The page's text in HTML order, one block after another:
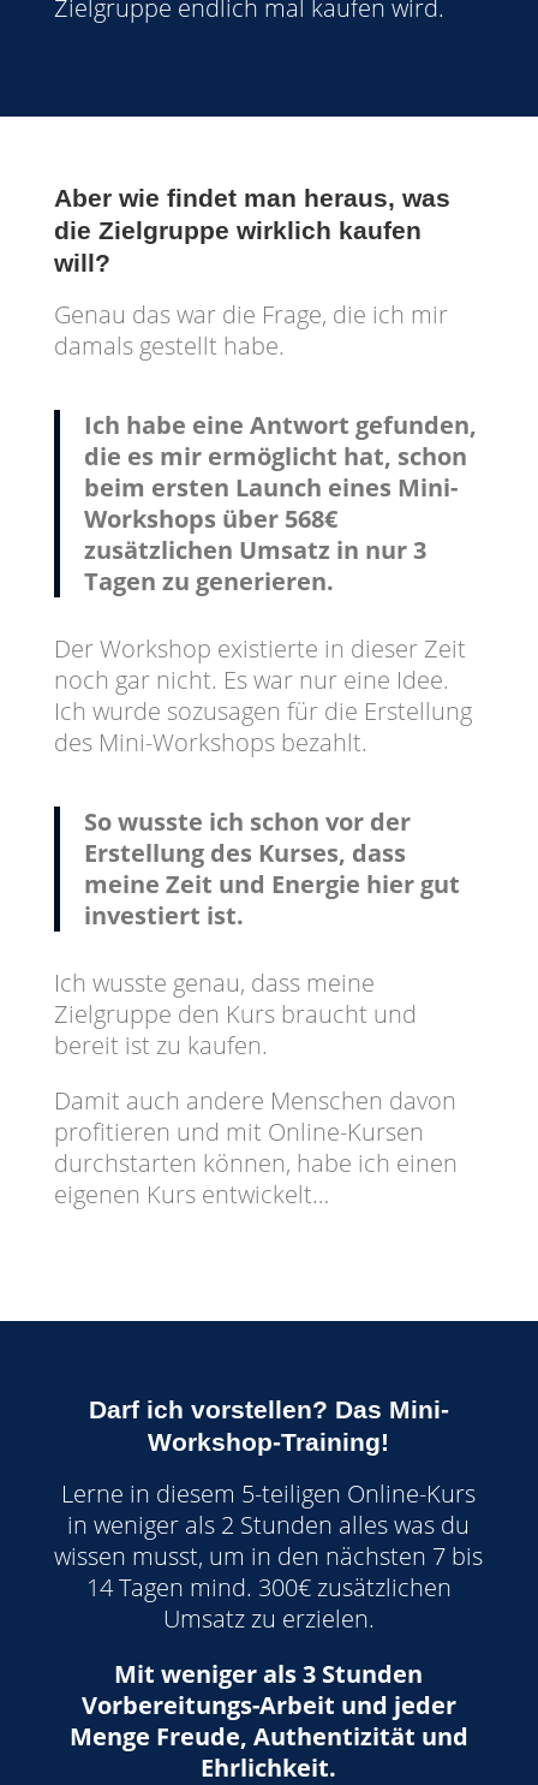
Zielgruppe endlich mal kaufen wird.
Aber wie findet man heraus, was
die Zielgruppe wirklich kaufen
will?
Genau das war die Frage, die ich mir
damals gestellt habe.
Ich habe eine Antwort gefunden,
die es mir ermöglicht hat, schon
beim ersten Launch eines Mini-
Workshops über 568€
zusätzlichen Umsatz in nur 3
Tagen zu generieren.
Der Workshop existierte in dieser Zeit
noch gar nicht. Es war nur eine Idee.
Ich wurde sozusagen für die Erstellung
des Mini-Workshops bezahlt.
So wusste ich schon vor der
Erstellung des Kurses, dass
meine Zeit und Energie hier gut
investiert ist.
Ich wusste genau, dass meine
Zielgruppe den Kurs braucht und
bereit ist zu kaufen.
Damit auch andere Menschen davon
profitieren und mit Online-Kursen
durchstarten können, habe ich einen
eigenen Kurs entwickelt…
Darf ich vorstellen? Das Mini-
Workshop-Training!
Lerne in diesem 5-teiligen Online-Kurs
in weniger als 2 Stunden alles was du
wissen musst, um in den nächsten 7 bis
14 Tagen mind. 300€ zusätzlichen
Umsatz zu erzielen.
Mit weniger als 3 Stunden
Vorbereitungs-Arbeit und jeder
Menge Freude, Authentizität und
Ehrlichkeit.